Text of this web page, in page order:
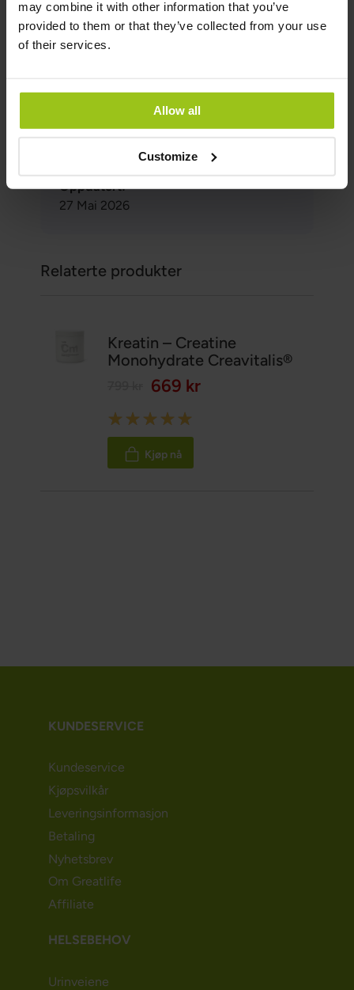
may combine it with other information that you’ve
provided to them or that they’ve collected from your use
of their services.
Allow all
Customize
Forfatter
Greatlife.no ,Best på helse
Teresa Husén, Funksjonell Medisinsk
Ernæringsterapeut
Oppdatert:
27 Mai 2026
Relaterte produkter
Kreatin – Creatine
Monohydrate Creavitalis®
669 kr
Rating:
100%
Kjøp nå
KUNDESERVICE
Kundeservice
Kjøpsvilkår
Leveringsinformasjon
Betaling
Nyhetsbrev
Om Greatlife
Affiliate
HELSEBEHOV
Urinveiene